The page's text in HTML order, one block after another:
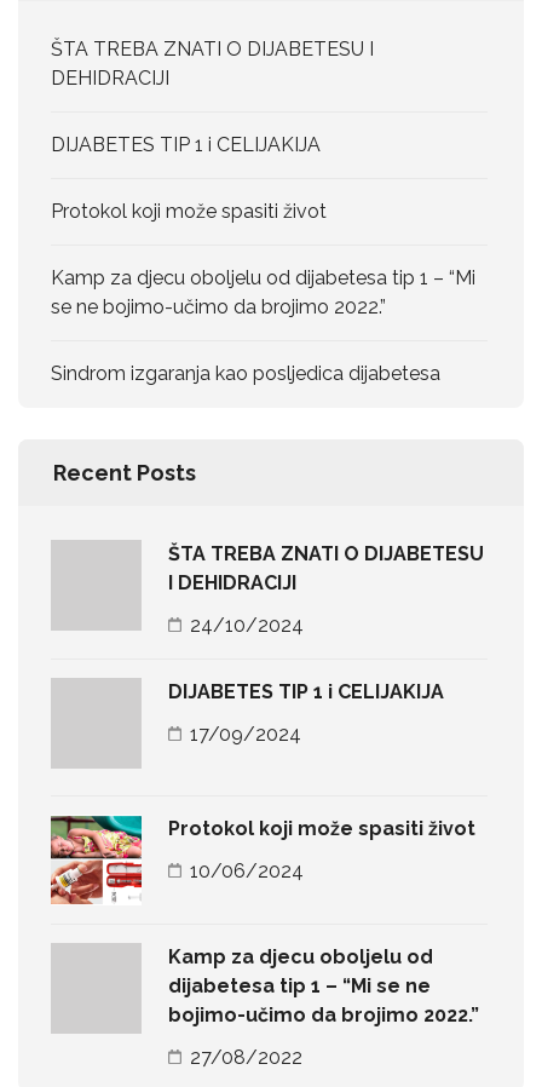
ŠTA TREBA ZNATI O DIJABETESU I
DEHIDRACIJI
DIJABETES TIP 1 i CELIJAKIJA
Protokol koji može spasiti život
Kamp za djecu oboljelu od dijabetesa tip 1 – “Mi
se ne bojimo-učimo da brojimo 2022.”
Sindrom izgaranja kao posljedica dijabetesa
Recent Posts
ŠTA TREBA ZNATI O DIJABETESU
I DEHIDRACIJI
24/10/2024
DIJABETES TIP 1 i CELIJAKIJA
17/09/2024
Protokol koji može spasiti život
10/06/2024
Kamp za djecu oboljelu od
dijabetesa tip 1 – “Mi se ne
bojimo-učimo da brojimo 2022.”
27/08/2022